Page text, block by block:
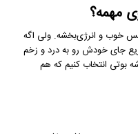
مهمه؟
حس خوب و انرژی‌بخشه. ولی اگه
جای خودش رو به درد و زخم
بوتی انتخاب کنیم که هم